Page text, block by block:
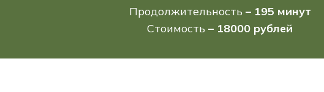
Продолжительность – 195 минут
Стоимость – 18000 рублей